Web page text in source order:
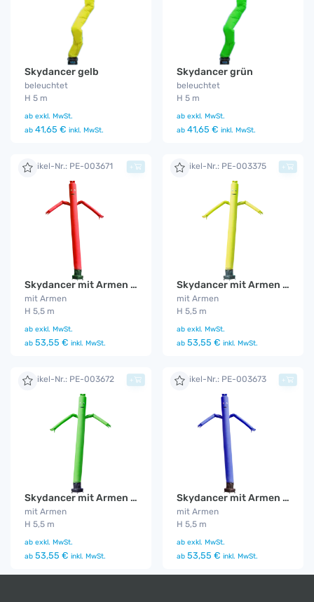
Skydancer gelb
beleuchtet
H 5 m
ab exkl. MwSt.
ab 41,65 € inkl. MwSt.
Skydancer grün
beleuchtet
H 5 m
ab exkl. MwSt.
ab 41,65 € inkl. MwSt.
Artikel-Nr.: PE-003671
Skydancer mit Armen rot
mit Armen
H 5,5 m
ab exkl. MwSt.
ab 53,55 € inkl. MwSt.
+ Artikel-Nr.: PE-003375
Skydancer mit Armen gelb
mit Armen
H 5,5 m
ab exkl. MwSt.
ab 53,55 € inkl. MwSt.
+
Artikel-Nr.: PE-003672
Skydancer mit Armen grün
mit Armen
H 5,5 m
ab exkl. MwSt.
ab 53,55 € inkl. MwSt.
+ Artikel-Nr.: PE-003673
Skydancer mit Armen blau
mit Armen
H 5,5 m
ab exkl. MwSt.
ab 53,55 € inkl. MwSt.
+